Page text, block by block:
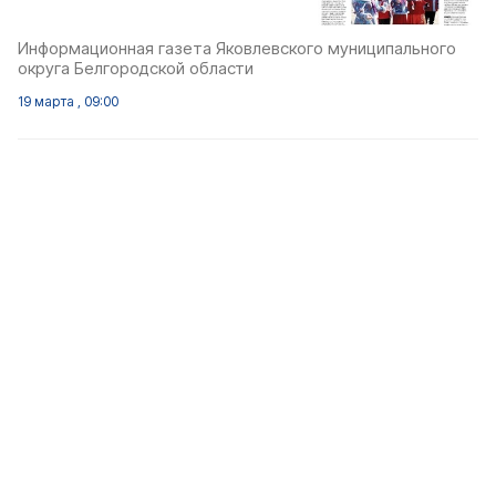
Информационная газета Яковлевского муниципального
округа Белгородской области
19 марта , 09:00